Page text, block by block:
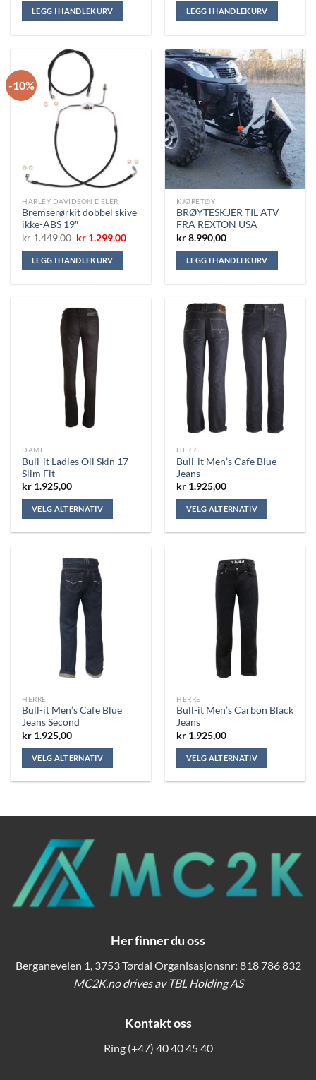
var:
kr 155,00.
er:
kr 80,00.
LEGG I HANDLEKURV LEGG I HANDLEKURV
-10%
HARLEY DAVIDSON DELER
Bremserørkit dobbel skive
ikke-ABS 19″
kr1.449,00 Opprinnelig
var:
kr 1.449,00.
kr 1.299,00Nåværende
LEGG I HANDLEKURV
KJØRETØY
BRØYTESKJER TIL ATV
FRA REXTON USA
kr8.990,00
LEGG I HANDLEKURV
DAME
Bull-it Ladies Oil Skin 17
Slim Fit
kr 1.925,00
VELG ALTERNATIV
varianter.
Alternativene
produktsiden
HERRE
Bull-it Men’s Cafe Blue
Jeans
kr 1.925,00
VELG ALTERNATIV
varianter.
Alternativene
produktsiden
HERRE
Bull-it Men’s Cafe Blue
Jeans Second
kr 1.925,00
VELG ALTERNATIV
flere
Alternativene
kan
velges
på
produktsiden
HERRE
Bull-it Men’s Carbon Black
Jeans
kr 1.925,00
VELG ALTERNATIV
flere
kan
velges
på
Her finner du oss
Berganeveien 1, 3753 Tørdal Organisasjonsnr: 818 786 832
MC2K.no drives av TBL Holding AS
Kontakt oss
Ring (+47) 40 40 45 40